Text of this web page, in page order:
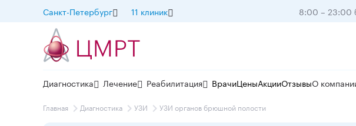
Санкт-Петербург 11 клиник 8:00 – 23:00
Диагностика Лечение Реабилитация ВрачиЦеныАкцииОтзывыО
Главная Диагностика УЗИ УЗИ органов брюшной полости